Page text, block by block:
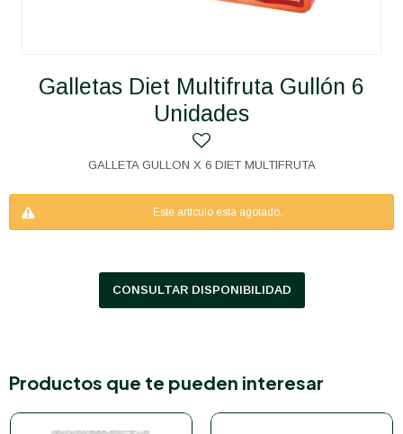
Galletas Diet Multifruta Gullón 6
Unidades
GALLETA GULLON X 6 DIET MULTIFRUTA
Este artículo está agotado.
CONSULTAR DISPONIBILIDAD
Productos que te pueden interesar